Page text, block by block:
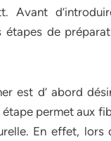
Avant
étapes de
est d’ abord
étape permet aux
En effet, lors